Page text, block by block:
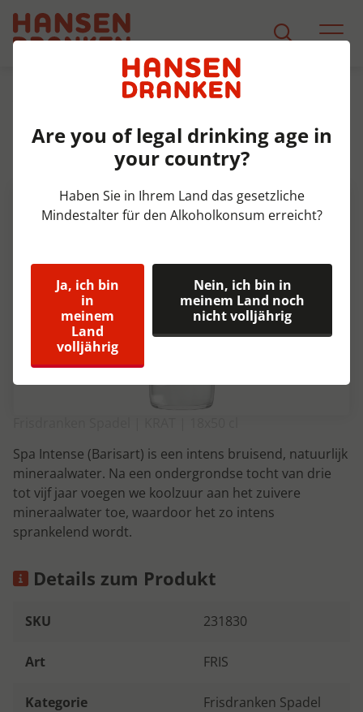
Produkt Detail
Spa Barisart Intense Krat 18x50
Spa Intense (Barisart) is een intens bruisend, natuurlijk
mineraalwater. Na een ondergrondse tocht van drie
tot vijf jaar voegen we koolzuur aan het zuivere
mineraalwater toe, waardoor het zo intens
sprankelend wordt.
Details zum Produkt
SKU 231830
Art FRIS
Kategorie Frisdranken Spadel
Are you of legal drinking age in
your country?
Haben Sie in Ihrem Land das gesetzliche
Mindestalter für den Alkoholkonsum erreicht?
Ja, ich bin
in
meinem
Land
volljährig
Nein, ich bin in
meinem Land noch
nicht volljährig